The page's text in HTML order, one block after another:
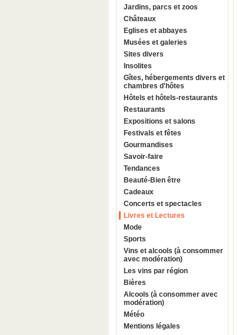
Jardins, parcs et zoos
Châteaux
Eglises et abbayes
Musées et galeries
Sites divers
Insolites
Gîtes, hébergements divers et
chambres d'hôtes
Hôtels et hôtels-restaurants
Restaurants
Expositions et salons
Festivals et fêtes
Gourmandises
Savoir-faire
Tendances
Beauté-Bien être
Cadeaux
Concerts et spectacles
Livres et Lectures
Mode
Sports
Vins et alcools (à consommer
avec modération)
Les vins par région
Bières
Alcools (à consommer avec
modération)
Météo
Mentions légales